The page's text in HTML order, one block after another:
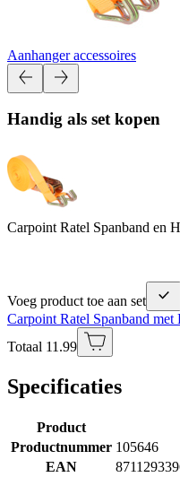
Aanhanger accessoires
Handig als set kopen
Carpoint Ratel Spanband en
Voeg product toe aan set
Carpoint Ratel Spanband met
Totaal 11.99
Specificaties
Product
Productnummer 105646
EAN